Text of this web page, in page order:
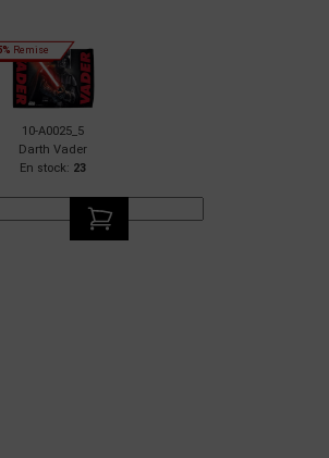
Remise
10-A0025_5
Darth Vader
En stock: 23